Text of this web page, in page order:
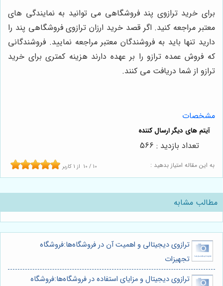
برای خرید ترازوی پند فروشگاهی می ‌توانید به نمایندگی‌ های
معتبر مراجعه کنید. اگر قصد خرید ارزان ترازوی فروشگاهی پند را
دارید تنها باید به فروشندگان معتبر مراجعه نمایید. فروشندگانی
که فروش عمده ترازو را بر عهده دارند هزینه کمتری برای خرید
ترازو از شما دریافت می ‌کنند.
مشخصات
به این مقاله امتیاز بدهید : 10 / 10 از 1 کاربر
تعداد بازدید : 566
مطالب مشابه
ترازوی دیجیتالی و اهمیت آن در فروشگاه‌ها:فروشگاه
تجهیزات
ترازوی دیجیتال و مزایای استفاده در فروشگاه‌ها:فروشگاه